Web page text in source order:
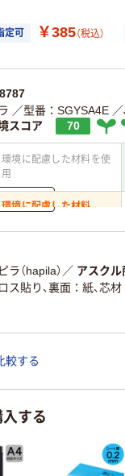
定可 ￥385（税込）
／型番：SGYSA4E
スコア
70
環境に配慮した材料を使
用
環境に配慮した材料
る
慮ポイントです。詳し
る
ラ（hapila） ／ アスク
ス貼り、裏面：紙、芯
較する
する